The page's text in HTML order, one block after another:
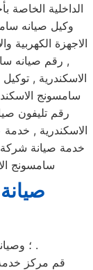
الداخلية
وكيل صيانه
الاجهزة الكهربية
, رقم صيانه
الاسكندرية ,
سامسونج
رقم تليفون
الاسكندرية ,
خدمة صيانة
سامسونج
؛ وصيانة جميع اعطال الديب فريزر بالمنزل .
قم مركز